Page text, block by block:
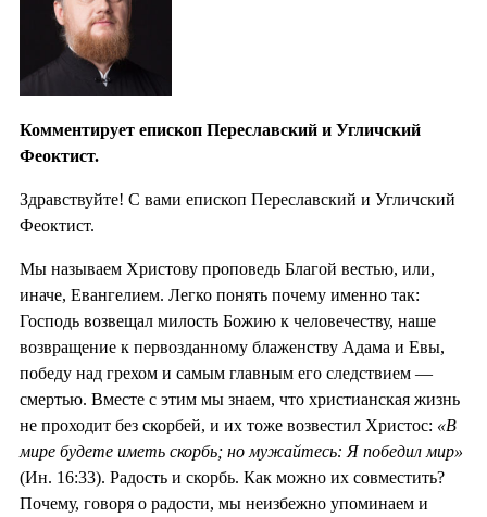
Комментирует епископ Переславский и Угличский
Феоктист.
Здравствуйте! С вами епископ Переславский и Угличский
Феоктист.
Мы называем Христову проповедь Благой вестью, или,
иначе, Евангелием. Легко понять почему именно так:
Господь возвещал милость Божию к человечеству, наше
возвращение к первозданному блаженству Адама и Евы,
победу над грехом и самым главным его следствием —
смертью. Вместе с этим мы знаем, что христианская жизнь
не проходит без скорбей, и их тоже возвестил Христос: «В
мире будете иметь скорбь; но мужайтесь: Я победил мир»
(Ин. 16:33). Радость и скорбь. Как можно их совместить?
Почему, говоря о радости, мы неизбежно упоминаем и